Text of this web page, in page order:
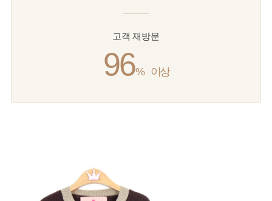
고객 재방문
96% 이상